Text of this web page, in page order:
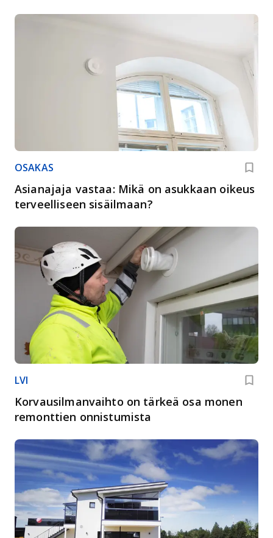
OSAKAS
Asianajaja vastaa: Mikä on asukkaan oikeus
terveelliseen sisäilmaan?
LVI
Korvausilmanvaihto on tärkeä osa monen
remonttien onnistumista